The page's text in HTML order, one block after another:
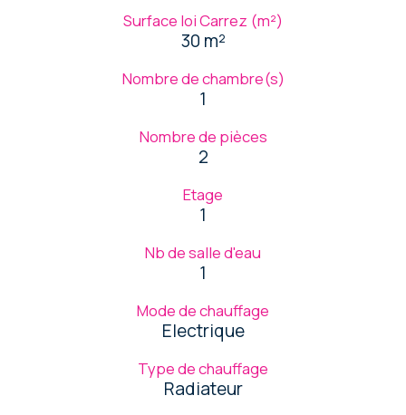
Surface loi Carrez (m²)
30 m²
Nombre de chambre(s)
1
Nombre de pièces
2
Etage
1
Nb de salle d'eau
1
Mode de chauffage
Electrique
Type de chauffage
Radiateur